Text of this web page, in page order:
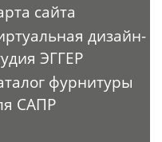
сайта
дизайн-
ЭГГЕР
фурнитуры
САПР